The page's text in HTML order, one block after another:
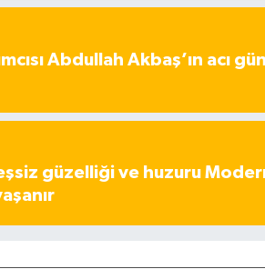
Abdullah Akbaş’ın acı
güzelliği ve huzuru